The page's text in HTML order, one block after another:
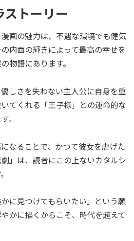
ストーリー
画の魅力は、不遇な環境でも健気
内面の輝きによって最高の幸せを
物語にあります。
しさを失わない主人公に自身を重
てくれる「王子様」との運命的な
。
なることで、かつて彼女を虐げた
」は、読者にこの上ないカタルシ
に見つけてもらいたい」という願
かに描くからこそ、時代を超えて